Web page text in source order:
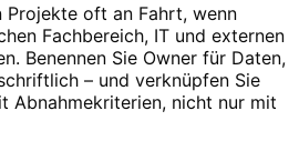
Projekte oft an Fahrt, wenn
Fachbereich, IT und externen
Benennen Sie Owner für Daten,
– und verknüpfen Sie
Abnahmekriterien, nicht nur mit